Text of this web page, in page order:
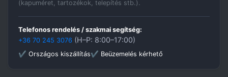
(kapuméret, tartozékok, telepítés stb.).
Telefonos rendelés / szakmai segítség:
+36 70 245 3076 (H–P: 8:00–17:00)
✔ Országos kiszállítás✔ Beüzemelés kérhető